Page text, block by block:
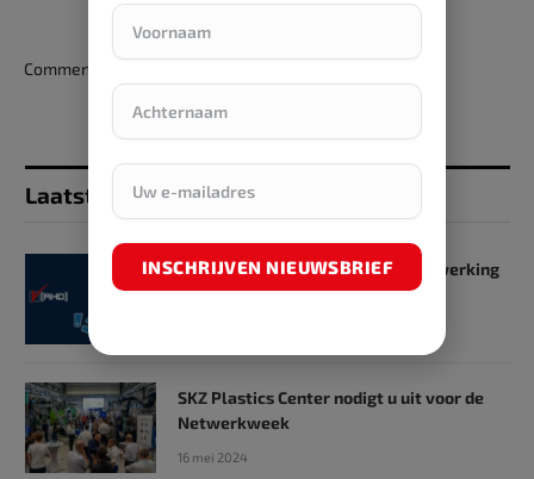
Comments are closed.
Laatst toegevoegd
SKZ en RHD GmbH starten samenwerking
op het gebied van onderwijs
SKZ Plastics Center nodigt u uit voor de
Netwerkweek
16 mei 2024
INSCHRIJVEN NIEUWSBRIEF